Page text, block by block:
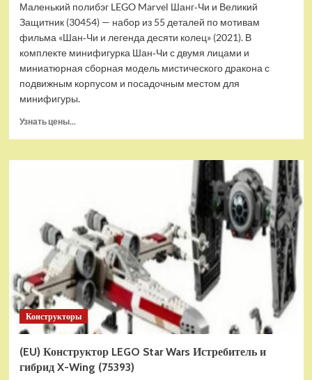
Маленький полибэг LEGO Marvel Шанг‑Чи и Великий
Защитник (30454) — набор из 55 деталей по мотивам
фильма «Шан‑Чи и легенда десяти колец» (2021). В
комплекте минифигурка Шан‑Чи с двумя лицами и
миниатюрная сборная модель мистического дракона с
подвижным корпусом и посадочным местом для
минифигуры.
Узнать цены...
(EU)
Шанг-
Чи
и
Великий
Защитник
(30454)
Конструкторы
(EU) Конструктор LEGO Star Wars Истребитель и
гибрид X-Wing (75393)